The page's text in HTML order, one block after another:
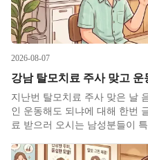
2026-08-07
강남 탈모치료 주사 맞고 운
지난번 탈모치료 주사 맞은 날
인 운동해도 되냐에 대해 한번
료 받으러 오시는 남성분들이
게 신경 쓰이시는 듯 합니다.